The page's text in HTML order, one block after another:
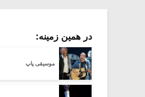
در همین زمینه:
موسیقی پاپ